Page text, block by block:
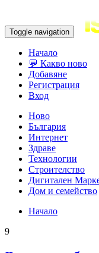
Toggle navigation
Начало
💬 Какво ново
Добавяне
Регистрация
Вход
Ново
България
Интернет
Здраве
Технологии
Строителство
Дигитален
Дом и семейство
Начало
9